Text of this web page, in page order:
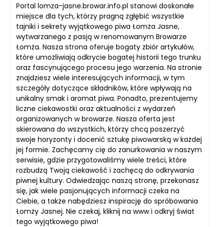
Portal lomza-jasne.browar.info.pl stanowi doskonałe
miejsce dla tych, którzy pragną zgłębić wszystkie
tajniki i sekrety wyjątkowego piwa Łomża Jasne,
wytwarzanego z pasją w renomowanym Browarze
Łomża. Nasza strona oferuje bogaty zbiór artykułów,
które umożliwiają odkrycie bogatej historii tego trunku
oraz fascynującego procesu jego warzenia. Na stronie
znajdziesz wiele interesujących informacji, w tym
szczegóły dotyczące składników, które wpływają na
unikalny smak i aromat piwa. Ponadto, prezentujemy
liczne ciekawostki oraz aktualności z wydarzeń
organizowanych w browarze. Nasza oferta jest
skierowana do wszystkich, którzy chcą poszerzyć
swoje horyzonty i docenić sztukę piwowarską w każdej
jej formie. Zachęcamy cię do zanurkowania w naszym
serwisie, gdzie przygotowaliśmy wiele treści, które
rozbudzą Twoją ciekawość i zachęcą do odkrywania
piwnej kultury. Odwiedzając naszą stronę, przekonasz
się, jak wiele pasjonujących informacji czeka na
Ciebie, a także nabędziesz inspirację do spróbowania
Łomży Jasnej. Nie czekaj, kliknij na www i odkryj świat
tego wyjątkowego piwa!